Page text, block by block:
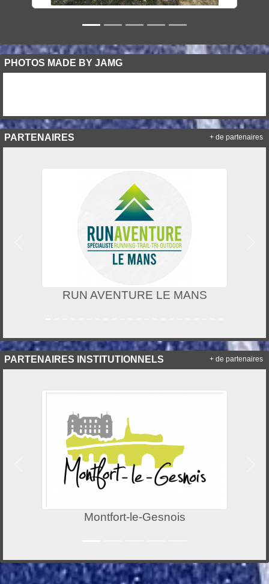
PHOTOS MADE BY JAMG
PARTENAIRES
RUN AVENTURE LE MANS
+ de partenaires
PARTENAIRES INSTITUTIONNELS
Montfort-le-Gesnois
+ de partenaires